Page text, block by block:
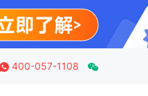
400-057-1108